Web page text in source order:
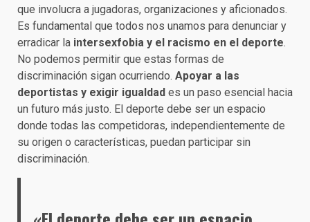
que involucra a jugadoras, organizaciones y aficionados.
Es fundamental que todos nos unamos para denunciar y
erradicar la intersexfobia y el racismo en el deporte.
No podemos permitir que estas formas de
discriminación sigan ocurriendo. Apoyar a las
deportistas y exigir igualdad es un paso esencial hacia
un futuro más justo. El deporte debe ser un espacio
donde todas las competidoras, independientemente de
su origen o características, puedan participar sin
discriminación.